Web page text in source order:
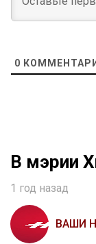
0
В мэрии
1 год назад
ВАШИ